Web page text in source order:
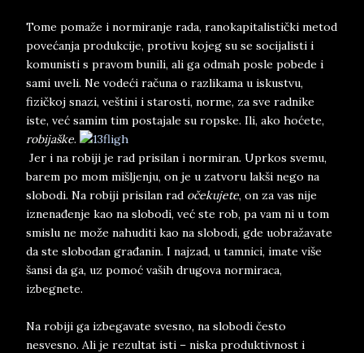
Tome pomaže i normiranje rada, ranokapitalistički metod
povećanja produkcije, protivu kojeg su se socijalisti i
komunisti s pravom bunili, ali ga odmah posle pobede i
sami uveli. Ne vodeći računa o razlikama u iskustvu,
fizičkoj snazi, veštini i starosti, norme, za sve radnike
iste, već samim tim postajale su ropske. Ili, ako hoćete,
robijaške.
Jer i na robiji je rad prisilan i normiran. Uprkos svemu,
barem po mom mišljenju, on je u zatvoru lakši nego na
slobodi. Na robiji prisilan rad očekujete, on za vas nije
iznenađenje kao na slobodi, već ste rob, pa vam ni u tom
smislu ne može nahuditi kao na slobodi, gde uobražavate
da ste slobodan građanin. I najzad, u tamnici, imate više
šansi da ga, uz pomoć vaših drugova normiraca,
izbegnete.
Na robiji ga izbegavate svesno, na slobodi često
nesvesno. Ali je rezultat isti – niska produktivnost i